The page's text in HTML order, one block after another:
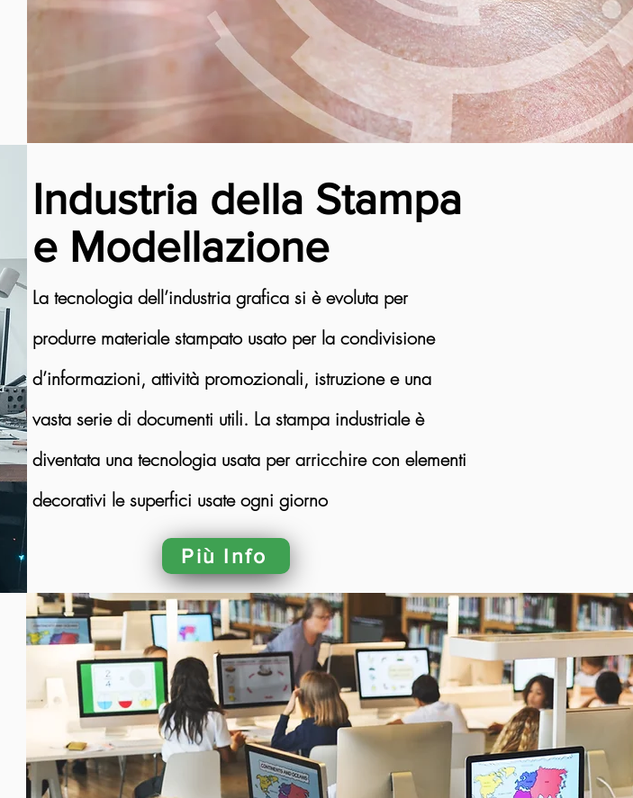
Industria della Stampa
e Modellazione
La tecnologia dell’industria grafica si è evoluta per
produrre materiale stampato usato per la condivisione
d’informazioni, attività promozionali, istruzione e una
vasta serie di documenti utili. La stampa industriale è
diventata una tecnologia usata per arricchire con elementi
decorativi le superfici usate ogni giorno
Più Info